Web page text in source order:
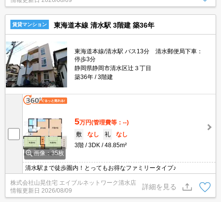
賃貸マンション 東海道本線 清水駅 3階建 築36年
東海道本線/清水駅 バス13分 清水郵便局下車：
停歩3分
静岡県静岡市清水区辻３丁目
築36年
3階建
画像：35枚
5万円(管理費等：--)
敷
なし 礼
なし
3階
3DK 48.85m²
清水駅まで徒歩圏内！とってもお得なファミリータイプ♪
株式会社山晃住宅 エイブルネットワーク清水店
情報更新日 2026/08/09
詳細を見る